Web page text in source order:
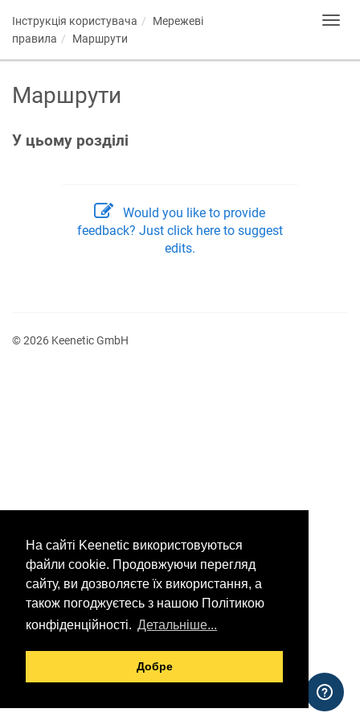
На сайті Keenetic використовуються
файли cookie. Продовжуючи перегляд
сайту, ви дозволяєте їх використання, а
також погоджуєтесь з нашою Політикою
конфіденційності. Детальніше...
Добре
Інструкція користувача
Мережеві
правила
Маршрути
Маршрути
У цьому розділі
Would you like to provide
feedback? Just click here to suggest
edits.
© 2026 Keenetic GmbH